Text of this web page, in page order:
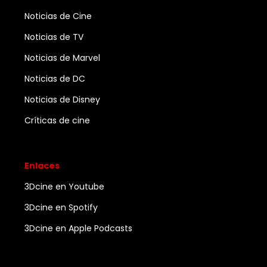
Noticias de Cine
Noticias de TV
Noticias de Marvel
Noticias de DC
Noticias de Disney
Críticas de cine
Enlaces
3Dcine en Youtube
3Dcine en Spotify
3Dcine en Apple Podcasts